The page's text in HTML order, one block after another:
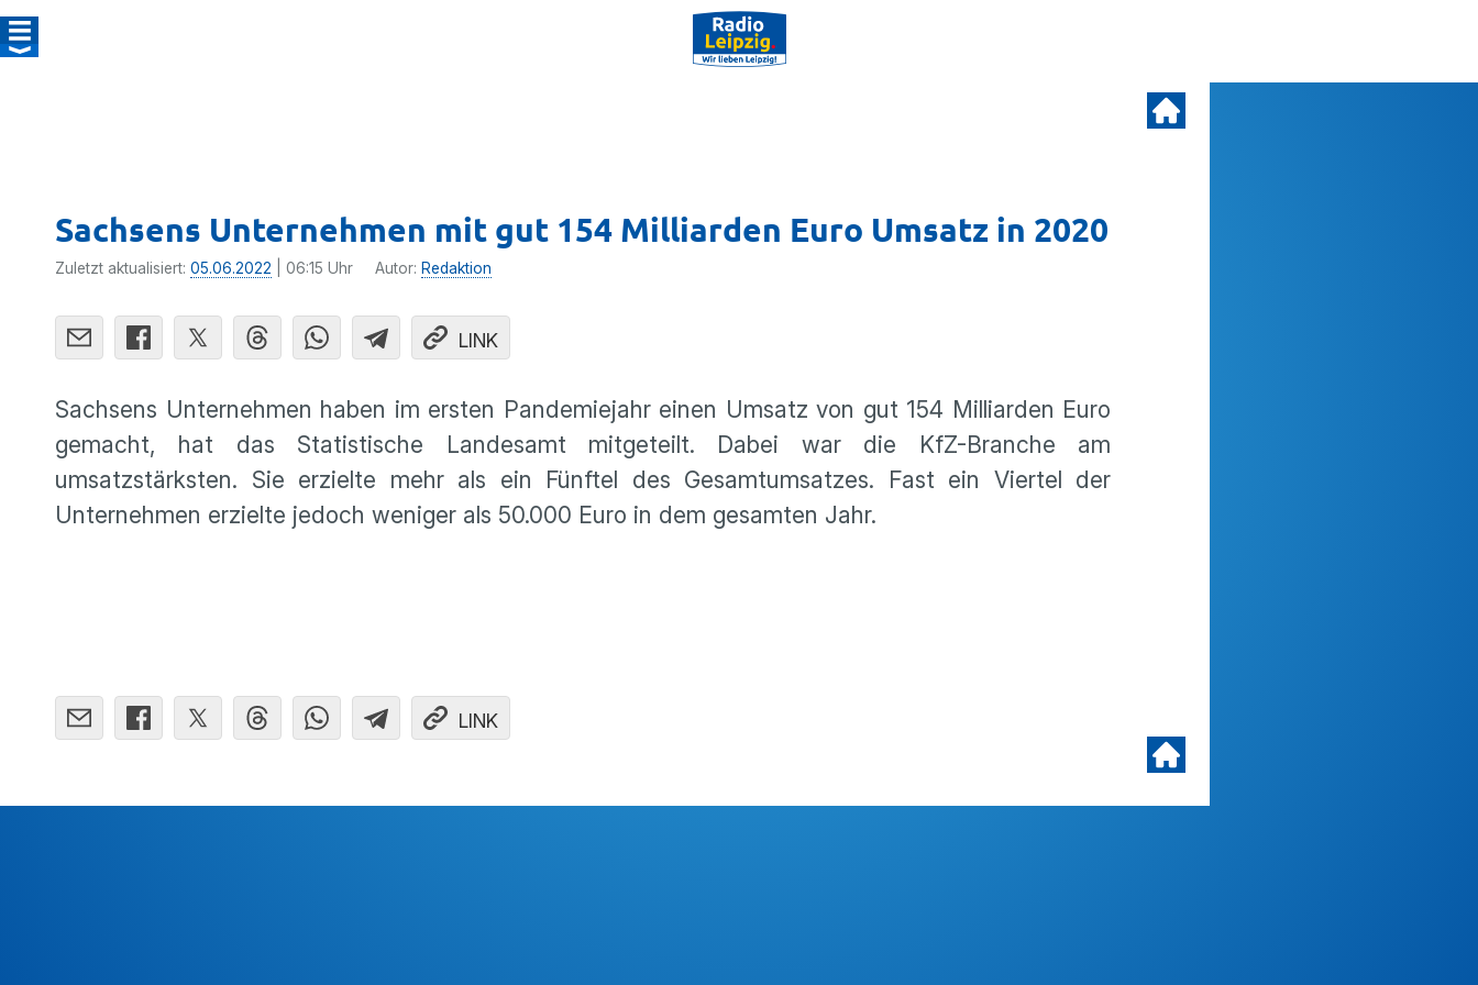
Sachsens Unternehmen mit gut 154 Milliarden Euro Umsatz in 2020
Zuletzt aktualisiert: 05.06.2022 | 06:15 Uhr Autor: Redaktion
LINK
Sachsens Unternehmen haben im ersten Pandemiejahr einen Umsatz von gut 154 Milliarden Euro
gemacht, hat das Statistische Landesamt mitgeteilt. Dabei war die KfZ-Branche am
umsatzstärksten. Sie erzielte mehr als ein Fünftel des Gesamtumsatzes. Fast ein Viertel der
Unternehmen erzielte jedoch weniger als 50.000 Euro in dem gesamten Jahr.
LINK